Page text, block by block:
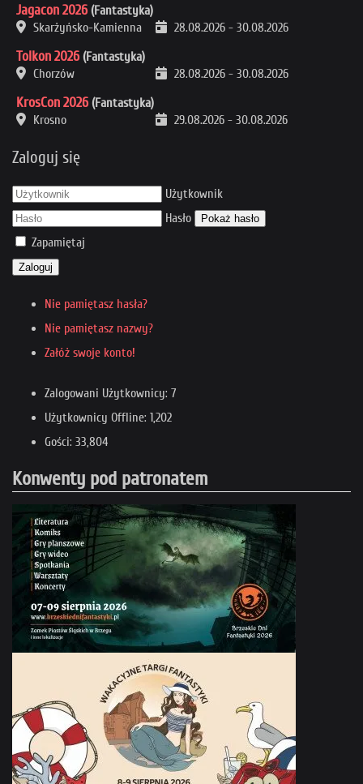
Jagacon 2026 (Fantastyka)
Skarżyńsko-Kamienna
28.08.2026 - 30.08.2026
Tolkon 2026 (Fantastyka)
Chorzów
28.08.2026 - 30.08.2026
KrosCon 2026 (Fantastyka)
Krosno
29.08.2026 - 30.08.2026
Zaloguj się
Użytkownik
Hasło
Pokaż hasło
Zapamiętaj
Zaloguj
Nie pamiętasz hasła?
Nie pamiętasz nazwy?
Załóż swoje konto!
Zalogowani Użytkownicy: 7
Użytkownicy Offline: 1,202
Gości: 33,804
Konwenty pod patronatem